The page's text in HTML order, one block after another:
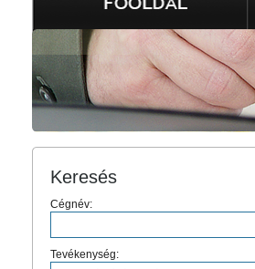
Keresés
Cégnév:
Tevékenység: